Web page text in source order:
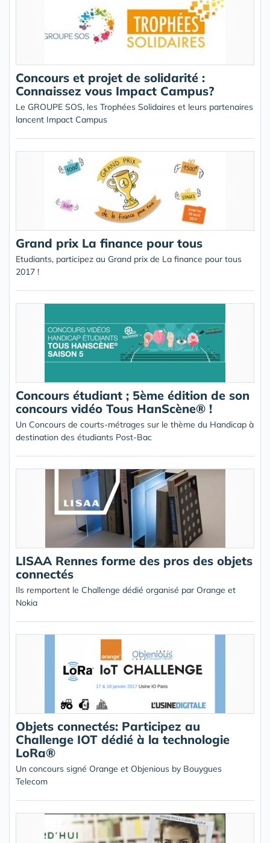
Concours et projet de solidarité :
Connaissez vous Impact Campus?
Le GROUPE SOS, les Trophées Solidaires et leurs partenaires
lancent Impact Campus
Grand prix La finance pour tous
Etudiants, participez au Grand prix de La finance pour tous
2017 !
Concours étudiant ; 5ème édition de son
concours vidéo Tous HanScène® !
Un Concours de courts-métrages sur le thème du Handicap à
destination des étudiants Post-Bac
LISAA Rennes forme des pros des objets
connectés
Ils remportent le Challenge dédié organisé par Orange et
Nokia
Objets connectés: Participez au
Challenge IOT dédié à la technologie
LoRa®
Un concours signé Orange et Objenious by Bouygues
Telecom